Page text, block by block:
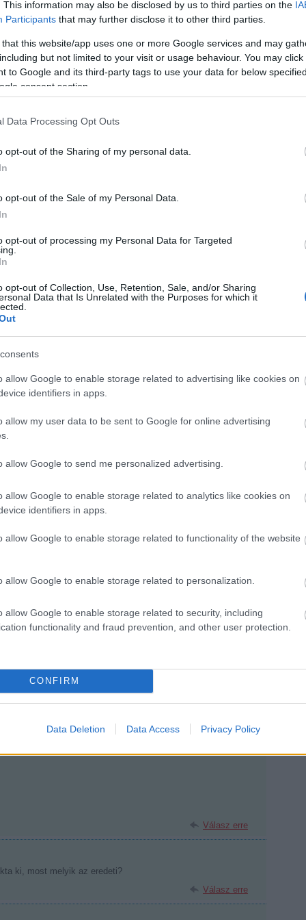
This information may also be disclosed by us to third parties on the
Participants that may further disclose it to other third parties.
this website/app uses one or more Google services and may
but not limited to your visit or usage behaviour. You may
to Google and its third-party tags to use your data for below
consent section.
Data Processing Opt Outs
opt-out of the Sharing of my personal data.
opt-out of the Sale of my Personal Data.
opt-out of processing my Personal Data for Targeted
opt-out of Collection, Use, Retention, Sale, and/or Sharing
Data that Is Unrelated with the Purposes for which it
allow Google to enable storage related to advertising like cookies on
identifiers in apps.
allow my user data to be sent to Google for online advertising
allow Google to send me personalized advertising.
allow Google to enable storage related to analytics like cookies on
identifiers in apps.
allow Google to enable storage related to functionality of the website
allow Google to enable storage related to personalization.
allow Google to enable storage related to security, including
functionality and fraud prevention, and other user protection.
CONFIRM
Data Deletion Data Access Privacy Policy
témájú. A The New Yorkert 1925 óta a világ egyik legjobb
riportok mellett másik védjegyévé a remek egyedi
a kiadvány. A bodicsek.blog.hu ajánlotta fel.
1965-ös grafika Peter Arno, az 1967-es Abe Birnbaum munkája.
aláírásaegy FTC-csapatképen. A két NHL-játékos a 2004/05-
NHL-mérkőzésen játszott, Strudwick több mint 600-szor lépett
Norbert unokatestvére.
súlyos autóbalesetet szenvedett
egy nyári felkészülési mérkőzésen játszott. Felajánló:
Tetszik 0
Hétvégén
belekezd a
A Vienna
Capitals
bajnokot
Válasz erre
ki, most melyik az eredeti?
Válasz erre